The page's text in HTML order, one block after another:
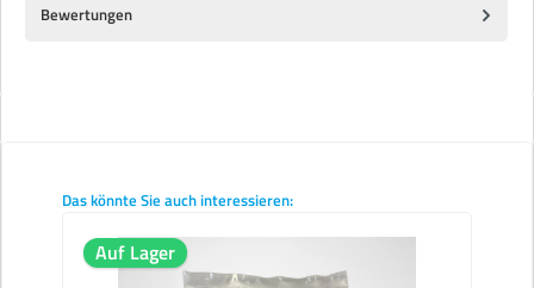
Bewertungen
Produktgalerie überspringen
Das könnte Sie auch interessieren:
Auf Lager